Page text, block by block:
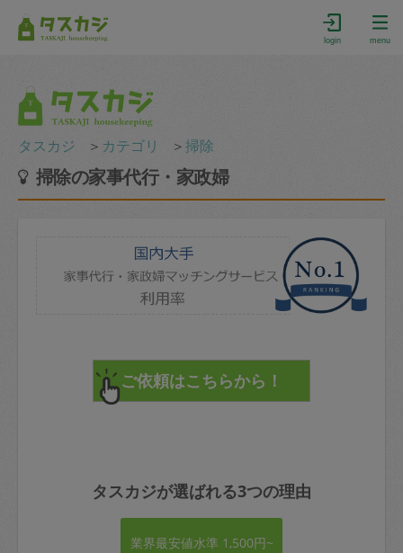
login menu
タスカジ ＞ カテゴリ ＞掃除
掃除の家事代行・家政婦
タスカジが選ばれる3つの理由
業界最安値水準 1,500円~